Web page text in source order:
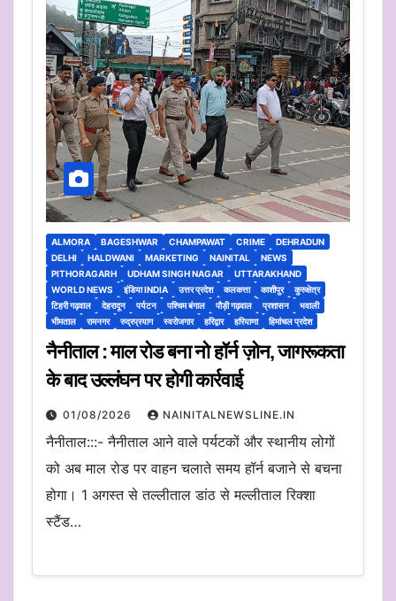
ALMORA BAGESHWAR CHAMPAWAT CRIME
DEHRADUN
DELHI
HALDWANI MARKETING NAINITAL
NEWS
PITHORAGARH
UDHAM SINGH NAGAR
UTTARAKHAND
WORLD NEWS
इंडिया INDIA उत्तर प्रदेश कलकत्ता काशीपुर
कुरुक्षेत्र
टिहरी गढ़वाल
देहरादून पर्यटन पश्चिम बंगाल पौड़ी गढ़वाल प्रशासन
भवाली
भीमताल
रामनगर रुद्रप्रयाग स्वरोजगार हरिद्वार हरियाणा हिमांचल प्रदेश
नैनीताल : माल रोड बना नो हॉर्न ज़ोन, जागरूकता
के बाद उल्लंघन पर होगी कार्रवाई
01/08/2026 NAINITALNEWSLINE.IN
नैनीताल:::- नैनीताल आने वाले पर्यटकों और स्थानीय लोगों
को अब माल रोड पर वाहन चलाते समय हॉर्न बजाने से बचना
होगा। 1 अगस्त से तल्लीताल डांठ से मल्लीताल रिक्शा
स्टैंड…